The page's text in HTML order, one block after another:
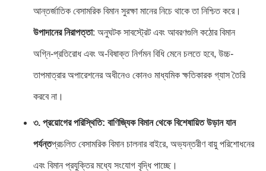
আন্তর্জাতিক বেসামরিক বিমান সুরক্ষা মানের নিচে থাকে তা নিশ্চিত করে।
উপাদানের নিরাপত্তা: অনুঘটক সাবস্ট্রেট এবং আবরণগুলি কঠোর বিমান
অগ্নি-প্রতিরোধ এবং অ-বিষাক্ত নির্গমন বিধি মেনে চলতে হবে, উচ্চ-
তাপমাত্রার অপারেশনের অধীনেও কোনও মাধ্যমিক ক্ষতিকারক গ্যাস তৈরি
করবে না।
৩. প্রয়োগের পরিস্থিতি: বাণিজ্যিক বিমান থেকে বিশেষায়িত উড়ান যান
পর্যন্তপ্রচলিত বেসামরিক বিমান চালনার বাইরে, অভ্যন্তরীণ বায়ু পরিশোধনের
এবং বিমান প্রযুক্তির মধ্যে সংযোগ বৃদ্ধি পাচ্ছে।